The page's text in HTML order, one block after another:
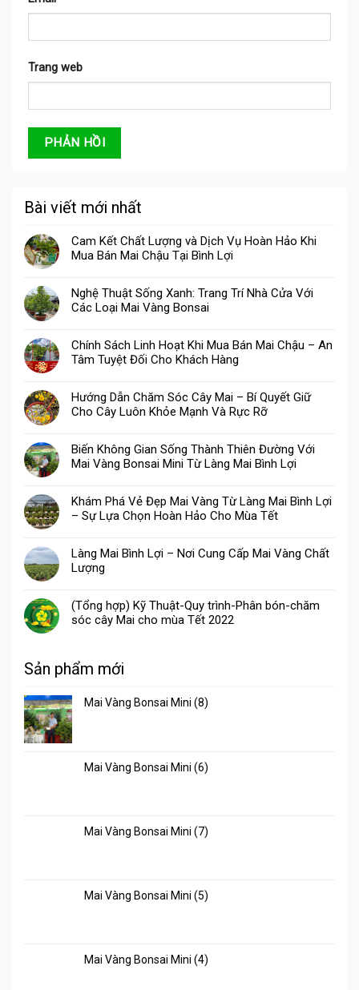
Trang web
Bài viết mới nhất
Cam Kết Chất Lượng và Dịch Vụ Hoàn Hảo Khi
Mua Bán Mai Chậu Tại Bình Lợi
Nghệ Thuật Sống Xanh: Trang Trí Nhà Cửa Với
Các Loại Mai Vàng Bonsai
Chính Sách Linh Hoạt Khi Mua Bán Mai Chậu – An
Tâm Tuyệt Đối Cho Khách Hàng
Hướng Dẫn Chăm Sóc Cây Mai – Bí Quyết Giữ
Cho Cây Luôn Khỏe Mạnh Và Rực Rỡ
Biến Không Gian Sống Thành Thiên Đường Với
Mai Vàng Bonsai Mini Từ Làng Mai Bình Lợi
Khám Phá Vẻ Đẹp Mai Vàng Từ Làng Mai Bình Lợi
– Sự Lựa Chọn Hoàn Hảo Cho Mùa Tết
Làng Mai Bình Lợi – Nơi Cung Cấp Mai Vàng Chất
Lượng
(Tổng hợp) Kỹ Thuật-Quy trình-Phân bón-chăm
sóc cây Mai cho mùa Tết 2022
Sản phẩm mới
Mai Vàng Bonsai Mini (8)
Mai Vàng Bonsai Mini (6)
Mai Vàng Bonsai Mini (7)
Mai Vàng Bonsai Mini (5)
Mai Vàng Bonsai Mini (4)